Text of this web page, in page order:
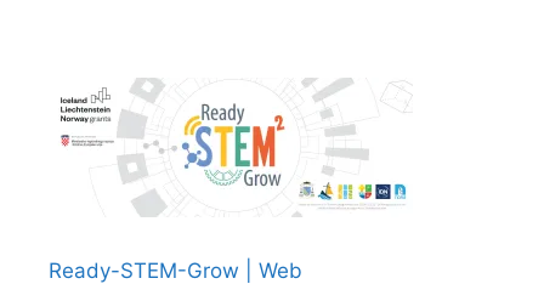
Ready-STEM-Grow | Web